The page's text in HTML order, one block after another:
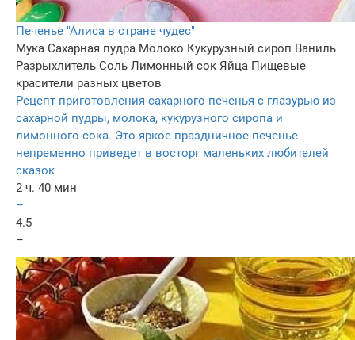
Печенье "Алиса в стране чудес"
Мука Сахарная пудра Молоко Кукурузный сироп Ваниль
Разрыхлитель Соль Лимонный сок Яйца Пищевые
красители разных цветов
Рецепт приготовления сахарного печенья с глазурью из
сахарной пудры, молока, кукурузного сиропа и
лимонного сока. Это яркое праздничное печенье
непременно приведет в восторг маленьких любителей
сказок
2 ч. 40 мин
–
4.5
–